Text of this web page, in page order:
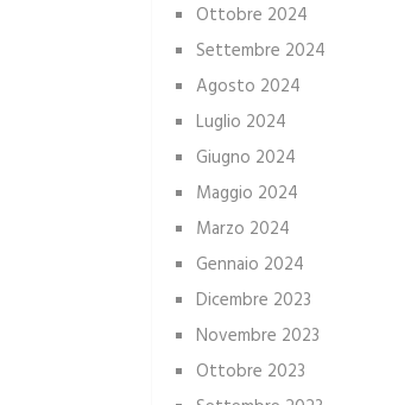
Ottobre 2024
Settembre 2024
Agosto 2024
Luglio 2024
Giugno 2024
Maggio 2024
Marzo 2024
Gennaio 2024
Dicembre 2023
Novembre 2023
Ottobre 2023